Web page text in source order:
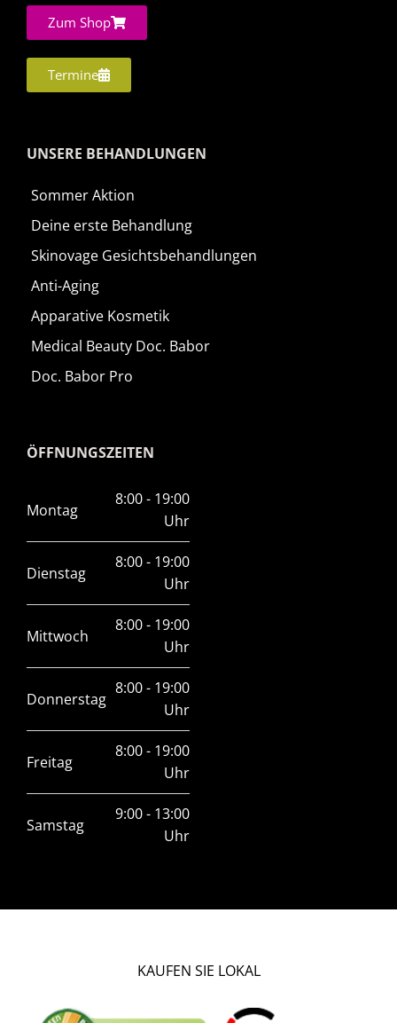
Zum Shop
Termine
UNSERE BEHANDLUNGEN
Sommer Aktion
Deine erste Behandlung
Skinovage Gesichtsbehandlungen
Anti-Aging
Apparative Kosmetik
Medical Beauty Doc. Babor
Doc. Babor Pro
ÖFFNUNGSZEITEN
Montag
8:00 - 19:00
Uhr
Dienstag
8:00 - 19:00
Uhr
Mittwoch
8:00 - 19:00
Uhr
Donnerstag
8:00 - 19:00
Uhr
Freitag
8:00 - 19:00
Uhr
Samstag
9:00 - 13:00
Uhr
KAUFEN SIE LOKAL